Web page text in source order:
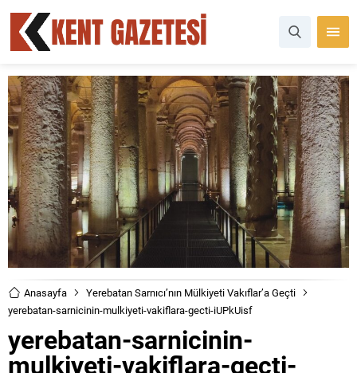
Anasayfa
Yerebatan Sarnıcı’nın Mülkiyeti Vakıflar’a Geçti
yerebatan-sarnicinin-mulkiyeti-vakiflara-gecti-iUPkUisf
yerebatan-sarnicinin-
mulkiyeti-vakiflara-gecti-